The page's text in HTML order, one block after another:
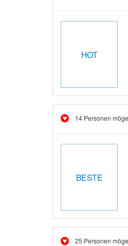
HOT
14 Personen
BESTE
25 Personen